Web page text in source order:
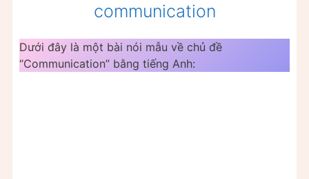
communication
Dưới đây là một bài nói mẫu về chủ đề
“Communication” bằng tiếng Anh: